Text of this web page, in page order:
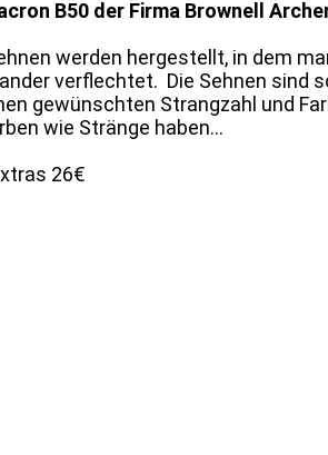
B50 der Firma Brownell
werden hergestellt, in dem
verflechtet. Die Sehnen sind
gewünschten Strangzahl und
wie Stränge haben...
26€